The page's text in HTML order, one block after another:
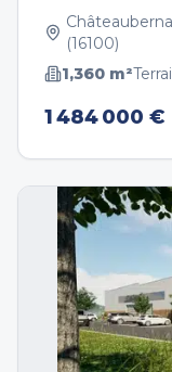
(16100)
1,360 m²
1 484 000 €